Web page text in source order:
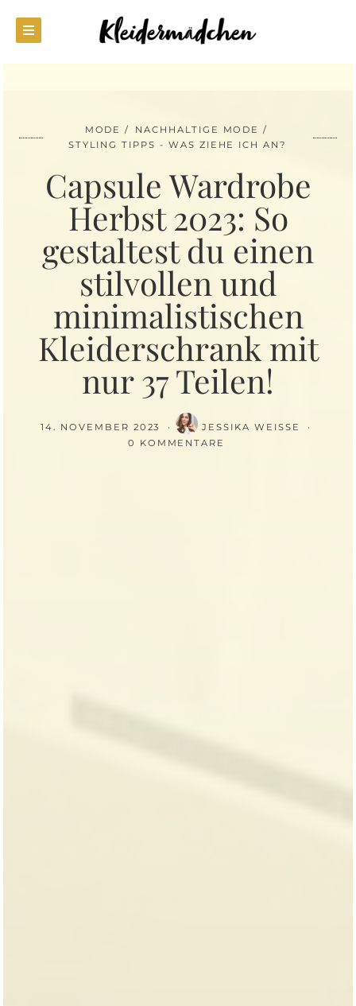
MODE
NACHHALTIGE MODE
STYLING TIPPS - WAS ZIEHE ICH AN?
Capsule Wardrobe
Herbst 2023: So
gestaltest du einen
stilvollen und
minimalistischen
Kleiderschrank mit
nur 37 Teilen!
14. NOVEMBER 2023
JESSIKA WEISSE
0 KOMMENTARE